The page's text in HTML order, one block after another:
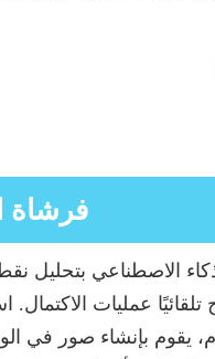
فرشاة
الاصطناعي بتحليل
تلقائيًا عمليات الاكتمال.
يقوم بإنشاء صور في